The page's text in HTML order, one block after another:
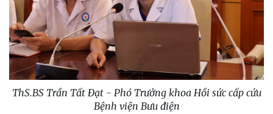
ThS.BS Trần Tất Đạt - Phó Trưởng khoa Hồi sức cấp cứu
Bệnh viện Bưu điện